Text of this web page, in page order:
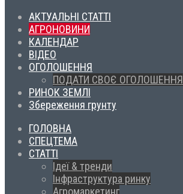
АКТУАЛЬНІ СТАТТІ
АГРОНОВИНИ
КАЛЕНДАР
ВІДЕО
ОГОЛОШЕННЯ
ПОДАТИ СВОЄ ОГОЛОШЕННЯ
РИНОК ЗЕМЛІ
Збереження грунту
ГОЛОВНА
СПЕЦТЕМА
СТАТТІ
Ідеї & тренди
Інфраструктура ринку
Агромаркетинг